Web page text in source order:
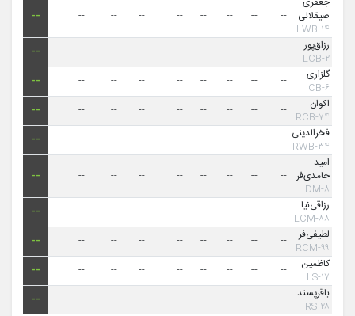
صیقلانی
۱۴-LWB
--
--
--
--
--
--
--
--
--
رزاق‌پور
۲-LCB
--
--
--
--
--
--
--
--
--
گلزاری
۶-CB
--
--
--
--
--
--
--
--
--
اکوان
۷۴-RCB
--
--
--
--
--
--
--
--
--
فخرالدینی
۳۴-RWB
--
--
--
--
--
--
--
--
--
امید
حامدی‌فر
۸-DM
--
--
--
--
--
--
--
--
--
رزاقی‌نیا
۸۸-LCM
--
--
--
--
--
--
--
--
--
لطیفی‌فر
۹۹-RCM
--
--
--
--
--
--
--
--
--
کاظمین
۱۷-LS
--
--
--
--
--
--
--
--
--
باقرپسند
۲۸-RS
--
--
--
--
--
--
--
--
--